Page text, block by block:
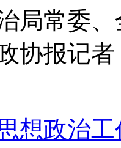
局常委
协报记者
想政治